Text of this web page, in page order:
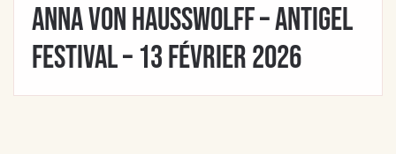
Anna von Hausswolff – Antigel
Festival – 13 février 2026